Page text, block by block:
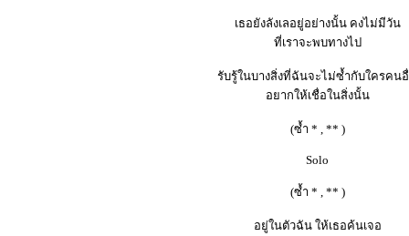
เธอยังลังเลอยู่อย่างนั้น คงไม่มีวัน
ที่เราจะพบทางไป
รับรู้ในบางสิ่งที่ฉันจะไม่ซ้ำกับใครคน
อยากให้เชื่อในสิ่งนั้น
(ซ้ำ * , ** )
Solo
(ซ้ำ * , ** )
อยู่ในตัวฉัน ให้เธอค้นเจอ